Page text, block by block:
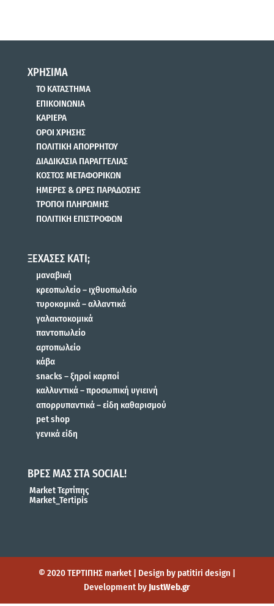
ΧΡΗΣΙΜΑ
ΤΟ ΚΑΤΑΣΤΗΜΑ
ΕΠΙΚΟΙΝΩΝΙΑ
ΚΑΡΙΕΡΑ
ΟΡΟΙ ΧΡΗΣΗΣ
ΠΟΛΙΤΙΚΗ ΑΠΟΡΡΗΤΟΥ
ΔΙΑΔΙΚΑΣΙΑ ΠΑΡΑΓΓΕΛΙΑΣ
ΚΟΣΤΟΣ ΜΕΤΑΦΟΡΙΚΩΝ
ΗΜΕΡΕΣ & ΩΡΕΣ ΠΑΡΑΔΟΣΗΣ
ΤΡΟΠΟΙ ΠΛΗΡΩΜΗΣ
ΠΟΛΙΤΙΚΗ ΕΠΙΣΤΡΟΦΩΝ
ΞΕΧΑΣΕΣ ΚΑΤΙ;
μαναβική
κρεοπωλείο – ιχθυοπωλείο
τυροκομικά – αλλαντικά
γαλακτοκομικά
παντοπωλείο
αρτοπωλείο
κάβα
snacks – ξηροί καρποί
καλλυντικά – προσωπική υγιεινή
απορρυπαντικά – είδη καθαρισμού
pet shop
γενικά είδη
ΒΡΕΣ ΜΑΣ ΣΤΑ SOCIAL!
Market Τερτίπης
Market_Tertipis
© 2020 ΤΕΡΤΙΠΗΣ market | Design by patitiri design |
Development by JustWeb.gr